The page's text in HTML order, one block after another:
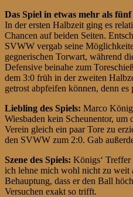
Das Spiel in etwas mehr als
In der ersten Halbzeit ging es
Chancen auf beiden Seiten.
SVWW vergab seine
gegnerischen Torwart, während
Defensive beinahe zum
dem 3:0 früh in der zweiten
getrost abpfeifen können, denn es
Liebling des Spiels: Marco
Wiesbaden kein Scheunentor, um
Verein gleich ein paar Tore zu
den SVWW zum 2:0. Gab
Szene des Spiels: Königs‘ Treffer
ich lehne mich wohl nicht zu weit
Behauptung, dass er den Ball
Versuchen exakt so trifft.